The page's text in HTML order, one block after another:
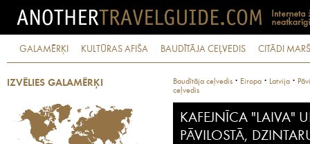
GALAMĒRĶI KULTŪRAS AFIŠA BAUDĪTĀJA CEĻVEDIS CITĀDI
IZVĒLIES GALAMĒRĶI Baudītāja ceļvedis · Eiropa · Latvija ·
ceļvedis
KAFEJNĪCA "LAIVA"
PĀVILOSTĀ,